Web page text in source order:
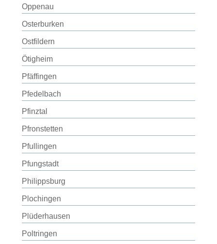
Oppenau
Osterburken
Ostfildern
Ötigheim
Pfäffingen
Pfedelbach
Pfinztal
Pfronstetten
Pfullingen
Pfungstadt
Philippsburg
Plochingen
Plüderhausen
Poltringen